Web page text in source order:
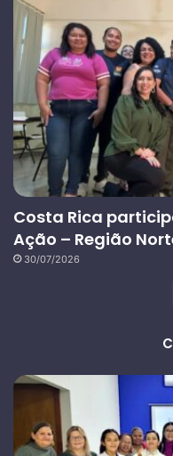
Costa Rica
Ação – Região
30/07/2026